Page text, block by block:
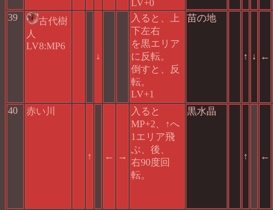
LV+0
39
古代樹
人
LV8:MP6
↓
入ると、上
下左右
を黒エリア
に反転。
倒すと、反
転。
LV+1
苗の地
↑ ↓ ←
40 赤い川
↑ ← →
入ると
MP+2、↑へ
1エリア飛
ぶ、後、
右90度回
転。
黒水晶
↑ ←